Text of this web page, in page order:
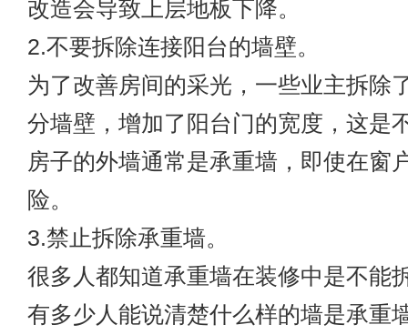
改造会导致上层地板下降。
2.不要拆除连接阳台的墙壁。
为了改善房间的采光，一些业主拆除
分墙壁，增加了阳台门的宽度，这是
房子的外墙通常是承重墙，即使在窗
险。
3.禁止拆除承重墙。
很多人都知道承重墙在装修中是不能
有多少人能说清楚什么样的墙是承重